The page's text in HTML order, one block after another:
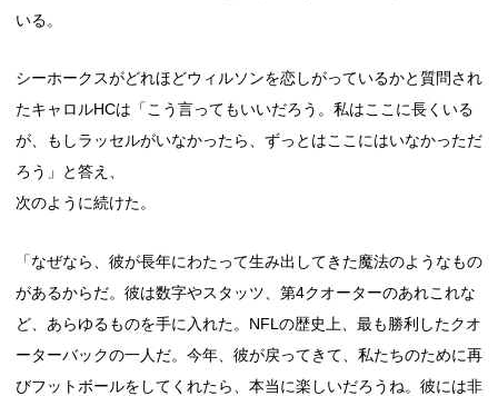
いる。
シーホークスがどれほどウィルソンを恋しがっているかと質問され
たキャロルHCは「こう言ってもいいだろう。私はここに長くいる
が、もしラッセルがいなかったら、ずっとはここにはいなかっただ
ろう」と答え、
次のように続けた。
「なぜなら、彼が長年にわたって生み出してきた魔法のようなもの
があるからだ。彼は数字やスタッツ、第4クオーターのあれこれな
ど、あらゆるものを手に入れた。NFLの歴史上、最も勝利したクオ
ーターバックの一人だ。今年、彼が戻ってきて、私たちのために再
びフットボールをしてくれたら、本当に楽しいだろうね。彼には非